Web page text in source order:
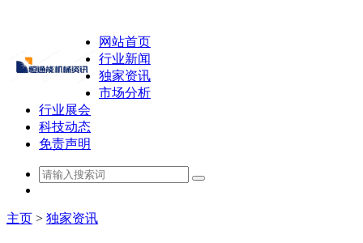
网站首页
行业新闻
独家资讯
市场分析
行业展会
科技动态
免责声明
主页 > 独家资讯